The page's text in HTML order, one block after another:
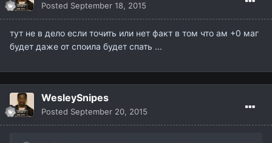
Posted September 18, 2015
тут не в дело если точить или нет факт в том что ам +0 маг
будет даже от споила будет спать ...
WesleySnipes
Posted September 20, 2015